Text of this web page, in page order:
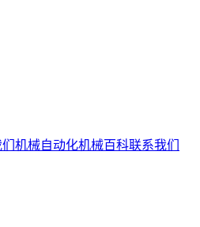
机械自动化机械百科联系我们